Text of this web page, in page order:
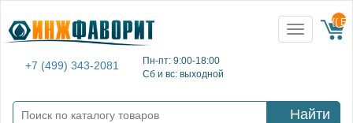
+7 (499) 343-2081
Пн-пт: 9:00-18:00
Сб и вс: выходной
Toggle
navigation
{{
Найти